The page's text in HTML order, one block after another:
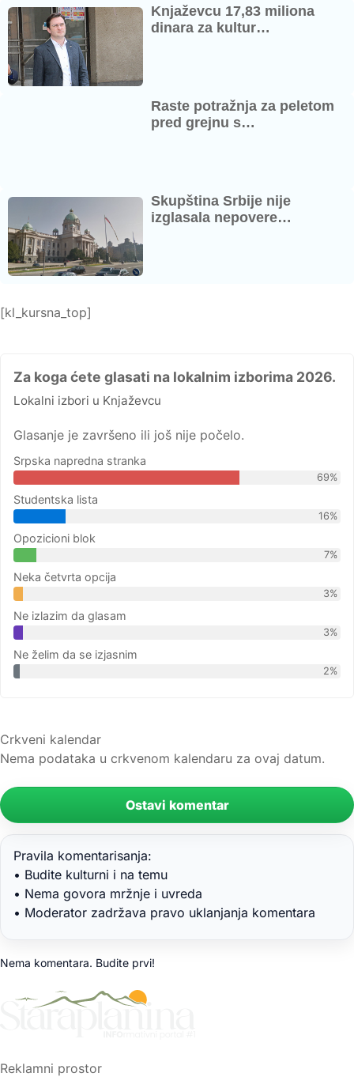
Knjaževcu 17,83 miliona
dinara za kultur…
Raste potražnja za peletom
pred grejnu s…
Skupština Srbije nije
izglasala nepovere…
[kl_kursna_top]
Za koga ćete glasati na lokalnim izborima 2026.
Lokalni izbori u Knjaževcu
Glasanje je završeno ili još nije počelo.
Srpska napredna stranka
69%
Studentska lista
16%
Opozicioni blok
7%
Neka četvrta opcija
3%
Ne izlazim da glasam
3%
Ne želim da se izjasnim
2%
Crkveni kalendar
Nema podataka u crkvenom kalendaru za ovaj datum.
Ostavi komentar
Pravila komentarisanja:
• Budite kulturni i na temu
• Nema govora mržnje i uvreda
• Moderator zadržava pravo uklanjanja komentara
Nema komentara. Budite prvi!
Reklamni prostor